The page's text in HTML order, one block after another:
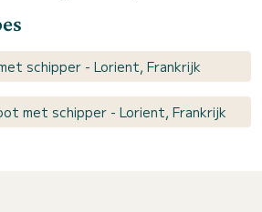
schipper - Lorient, Frankrijk
met schipper - Lorient, Frankrijk